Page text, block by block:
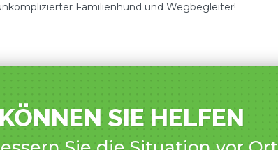
Familienhund und Wegbegleiter!
SIE HELFEN